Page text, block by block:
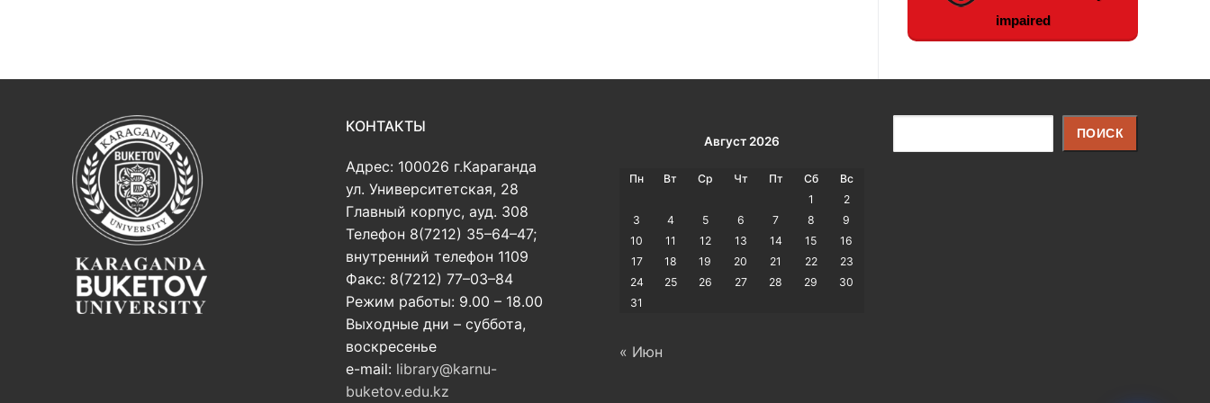
impaired
КОНТАКТЫ
Адрес: 100026 г.Караганда
ул. Университетская, 28
Главный корпус, ауд. 308
Телефон 8(7212) 35–64–47;
внутренний телефон 1109
Факс: 8(7212) 77–03–84
Режим работы: 9.00 – 18.00
Выходные дни – суббота,
воскресенье
e-mail: library@karnu-
buketov.edu.kz
Август 2026
Пн Вт Ср Чт Пт Сб
Вс
1
2
3
4 5 6 7 8
9
10
11 12 13 14 15
16
17
18 19 20 21 22
23
24
25 26 27 28 29
30
31
« Июн
ПОИСК